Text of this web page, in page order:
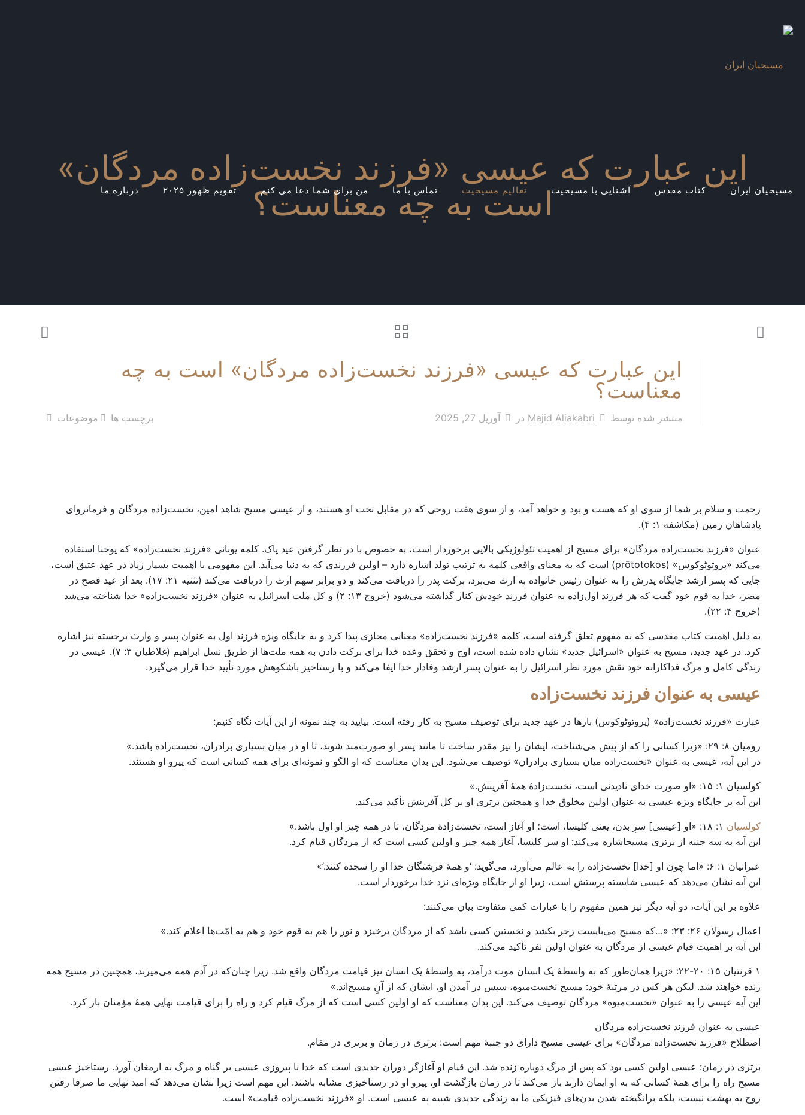
مسیحیان ایران کتاب مقدس آشنایی با مسیحیت تعالیم مسیحیت تماس با ما من برای شما دعا می کنم تقویم ظهور ۲۰۲۵ درباره ما
این عبارت که عیسی «فرزند نخست‌زاده مردگان»
است به چه معناست؟
این عبارت که عیسی «فرزند نخست‌زاده مردگان» است به چه
معناست؟
منتشر شده توسط Majid Aliakabri در آوریل 27, 2025 موضوعات برچسب ها
رحمت و سلام بر شما از سوی او که هست و بود و خواهد آمد، و از سوی هفت روحی که در مقابل تخت او هستند، و از عیسی مسیح شاهد امین، نخست‌زاده مردگان و فرمانروای
پادشاهان زمین (مکاشفه ۱: ۴).
عنوان «فرزند نخست‌زاده مردگان» برای مسیح از اهمیت تئولوژیکی بالایی برخوردار است، به خصوص با در نظر گرفتن عید پاک. کلمه یونانی «فرزند نخست‌زاده» که یوحنا استفاده
می‌کند «پروتوٹوکوس» (prōtotokos) است که به معنای واقعی کلمه به ترتیب تولد اشاره دارد – اولین فرزندی که به دنیا می‌آید. این مفهومی با اهمیت بسیار زیاد در عهد عتیق است،
جایی که پسر ارشد جایگاه پدرش را به عنوان رئیس خانواده به ارث می‌برد، برکت پدر را دریافت می‌کند و دو برابر سهم ارث را دریافت می‌کند (تثنیه ۲۱: ۱۷). بعد از عید فصح در
مصر، خدا به قوم خود گفت که هر فرزند اول‌زاده به عنوان فرزند خودش کنار گذاشته می‌شود (خروج ۱۳: ۲) و کل ملت اسرائیل به عنوان «فرزند نخست‌زاده» خدا شناخته می‌شد
(خروج ۴: ۲۲).
به دلیل اهمیت کتاب مقدسی که به مفهوم تعلق گرفته است، کلمه «فرزند نخست‌زاده» معنایی مجازی پیدا کرد و به جایگاه ویژه فرزند اول به عنوان پسر و وارث برجسته نیز اشاره
کرد. در عهد جدید، مسیح به عنوان «اسرائیل جدید» نشان داده شده است، اوج و تحقق وعده خدا برای برکت دادن به همه ملت‌ها از طریق نسل ابراهيم (غلاطیان ۳: ۷). عیسی در
زندگی کامل و مرگ فداکارانه خود نقش مورد نظر اسرائیل را به عنوان پسر ارشد وفادار خدا ایفا می‌کند و با رستاخیز باشکوهش مورد تأیید خدا قرار می‌گیرد.
عیسی به عنوان فرزند نخست‌زاده
عبارت «فرزند نخست‌زاده» (پروتوٹوکوس) بارها در عهد جدید برای توصیف مسیح به کار رفته است. بیایید به چند نمونه از این آیات نگاه کنیم:
رومیان ۸: ۲۹: «زیرا کسانی را که از پیش می‌شناخت، ایشان را نیز مقدر ساخت تا مانند پسر او صورت‌مند شوند، تا او در میان بسیاری برادران، نخست‌زاده باشد.»
در این آیه، عیسی به عنوان «نخست‌زاده میان بسیاری برادران» توصیف می‌شود. این بدان معناست که او الگو و نمونه‌ای برای همه کسانی است که پیرو او هستند.
کولسیان ۱: ۱۵: «او صورت خدای نادیدنی است، نخست‌زادهٔ همهٔ آفرینش.»
این آیه بر جایگاه ویژه عیسی به عنوان اولین مخلوق خدا و همچنین برتری او بر کل آفرینش تأکید می‌کند.
کولسیان
این آیه به سه جنبه از برتری مسیحاشاره می‌کند: او سر کلیسا، آغاز همه چیز و اولین کسی است که از مردگان قیام کرد.
عبرانیان ۱: ۶: «اما چون او [خدا] نخست‌زاده را به عالم می‌آورد، می‌گوید: ‘و همهٔ فرشتگان خدا او را سجده کنند.’»
این آیه نشان می‌دهد که عیسی شایسته پرستش است، زیرا او از جایگاه ویژه‌ای نزد خدا برخوردار است.
علاوه بر این آیات، دو آیه دیگر نیز همین مفهوم را با عبارات کمی متفاوت بیان می‌کنند:
اعمال رسولان ۲۶: ۲۳: «…که مسیح می‌بایست زجر بکشد و نخستین کسی باشد که از مردگان برخیزد و نور را هم به قوم خود و هم به امّت‌ها اعلام کند.»
این آیه بر اهمیت قیام عیسی از مردگان به عنوان اولین نفر تأکید می‌کند.
۱ قرنتیان ۱۵: ۲۰-۲۲: «زیرا همان‌طور که به واسطهٔ یک انسان موت درآمد، به واسطهٔ یک انسان نیز قیامت مردگان واقع شد. زیرا چنان‌که در آدم همه می‌میرند، همچنین در مسیح همه
زنده خواهند شد. لیکن هر کس در مرتبهٔ خود: مسیح نخست‌میوه، سپس در آمدن او، ایشان که از آنِ مسیح‌اند.»
این آیه عیسی را به عنوان «نخست‌میوه» مردگان توصیف می‌کند. این بدان معناست که او اولین کسی است که از مرگ قیام کرد و راه را برای قیامت نهایی همهٔ مؤمنان باز کرد.
عیسی به عنوان فرزند نخست‌زاده مردگان
اصطلاح «فرزند نخست‌زاده مردگان» برای عیسی مسیح دارای دو جنبهٔ مهم است: برتری در زمان و برتری در مقام.
برتری در زمان: عیسی اولین کسی بود که پس از مرگ دوباره زنده شد. این قیام او آغازگر دوران جدیدی است که خدا با پیروزی عیسی بر گناه و مرگ به ارمغان آورد. رستاخیز عیسی
مسیح راه را برای همهٔ کسانی که به او ایمان دارند باز می‌کند تا در زمان بازگشت او، پیرو او در رستاخیزی مشابه باشند. این مهم است زیرا نشان می‌دهد که امید نهایی ما صرفا رفتن
روح به بهشت نیست، بلکه برانگیخته شدن بدن‌های فیزیکی ما به زندگی جدیدی شبیه به عیسی است. او «فرزند نخست‌زاده قیامت» است.